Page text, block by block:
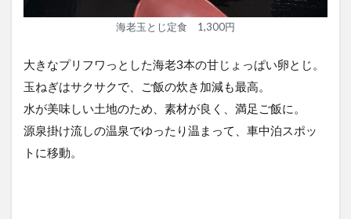
海老玉とじ定食 1,300円
大きなプリフワっとした海老3本の甘じょっぱい卵とじ。
玉ねぎはサクサクで、ご飯の炊き加減も最高。
水が美味しい土地のため、素材が良く、満足ご飯に。
源泉掛け流しの温泉でゆったり温まって、車中泊スポッ
トに移動。